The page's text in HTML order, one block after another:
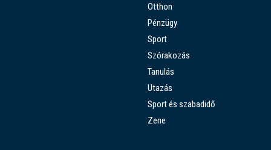
Otthon
Pénzügy
Sport
Szórakozás
Tanulás
Utazás
Sport és szabadidő
Zene